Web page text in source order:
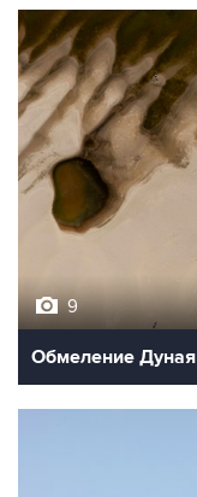
9
Обмеление Дуная